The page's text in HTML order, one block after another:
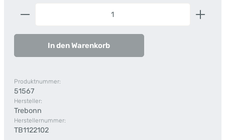
Produkt Anzahl: Gib den gewünschten Wert ein
In den Warenkorb
Produktnummer:
51567
Hersteller:
Trebonn
Herstellernummer:
TB1122102